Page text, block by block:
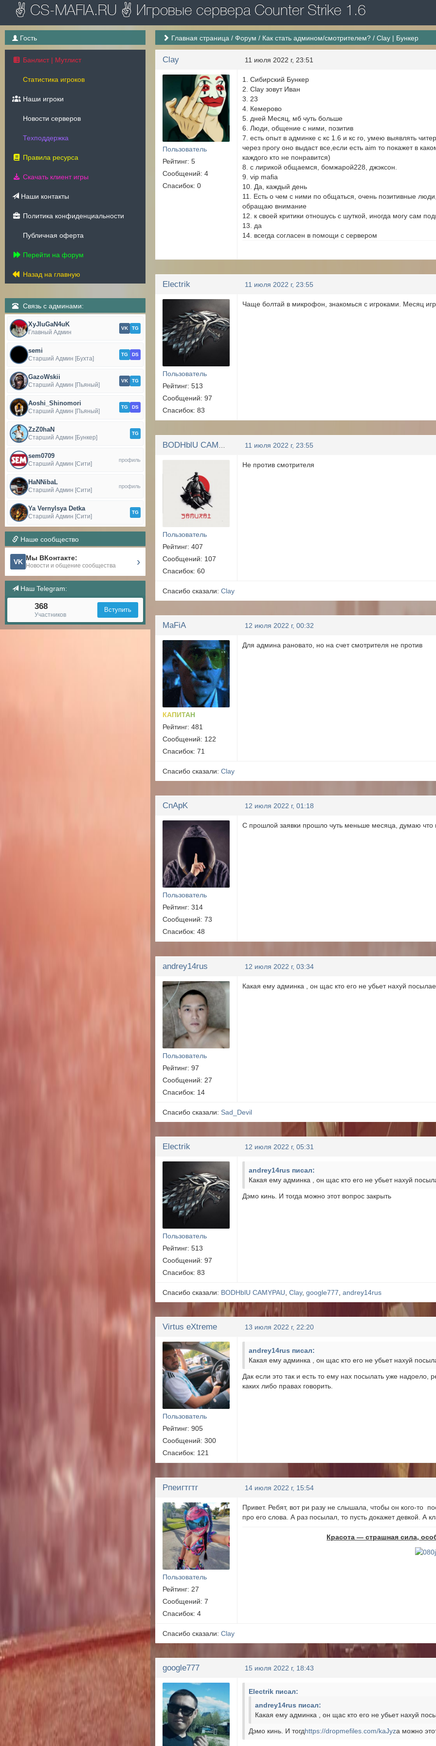
✌ CS-MAFIA.RU ✌ Игровые сервера Counter Strike 1.6
Гость
Банлист | Мутлист
Статистика игроков
Наши игроки
Новости серверов
Техподдержка
Правила ресурса
Скачать клиент игры
Наши контакты
Политика конфиденциальности
Публичная оферта
Перейти на форум
Назад на главную
Связь с админами:
XyJIuGaN4uK
Главный Админ
VK TG
semi
Старший Админ [Бухта]
TG DS
GazoWskii
Старший Админ [Пьяный]
VK TG
Aoshi_Shinomori
Старший Админ [Пьяный]
TG DS
ZzZ0haN
Старший Админ [Бункер]
TG
sem0709
Старший Админ [Сити]
профиль
HaNNibaL
Старший Админ [Сити]
профиль
Ya Vernylsya Detka
Старший Админ [Сити]
TG
Наше сообщество
VK Мы ВКонтакте:
Новости и общение сообщества ›
Наш Telegram:
368
Участников
Вступить
Главная страница /Форум / Как стать админом/смотрителем? /Clay | Бункер
Clay 11 июля 2022 г, 23:51
Пользователь
Рейтинг: 5
Сообщений: 4
Спасибок: 0
1. Сибирский Бункер
2. Clay зовут Иван
3. 23
4. Кемерово
5. дней Месяц, мб чуть больше
6. Люди, общение с ними, позитив
7. есть опыт в админке с кс 1.6 и кс го, умею выявлять
через прогу оно выдаст все,если есть aim то покажет в
каждого кто не понравится)
8. с лирикой общаемся, бомжарой228, джэксон.
9. vip mafia
10. Да, каждый день
11. Есть о чем с ними по общаться, очень позитивные
обращаю внимание
12. к своей критики отношусь с шуткой, иногда могу сам
13. да
14. всегда согласен в помощи с сервером
Electrik 11 июля 2022 г, 23:55
Пользователь
Рейтинг: 513
Сообщений: 97
Спасибок: 83
Чаще болтай в микрофон, знакомься с игроками. Месяц
11 июля 2022 г, 23:55
Пользователь
Рейтинг: 407
Сообщений: 107
Спасибок: 60
Не против смотрителя
Спасибо сказали:Clay
MaFiA 12 июля 2022 г, 00:32
КАПИТАН
Рейтинг: 481
Сообщений: 122
Спасибок: 71
Для админа рановато, но на счет смотрителя не против
Спасибо сказали:Clay
CnApK 12 июля 2022 г, 01:18
Пользователь
Рейтинг: 314
Сообщений: 73
Спасибок: 48
С прошлой заявки прошло чуть меньше месяца, думаю что
andrey14rus 12 июля 2022 г, 03:34
Пользователь
Рейтинг: 97
Сообщений: 27
Спасибок: 14
Какая ему админка , он щас кто его не убьет нахуй
Спасибо сказали: Sad_Devil
Electrik 12 июля 2022 г, 05:31
Пользователь
Рейтинг: 513
Сообщений: 97
Спасибок: 83
andrey14rus писал:
Какая ему админка , он щас кто его не убьет нахуй
Дэмо кинь. И тогда можно этот вопрос закрыть
Спасибо сказали: BODHblU CAMYPAU ,Clay,google777 ,andrey14rus
Virtus eXtreme 13 июля 2022 г, 22:20
Пользователь
Рейтинг: 905
Сообщений: 300
Спасибок: 121
andrey14rus писал:
Какая ему админка , он щас кто его не убьет нахуй
Дак если это так и есть то ему нах посылать уже
каких либо правах говорить.
Рпеигтгтг 14 июля 2022 г, 15:54
Пользователь
Рейтинг: 27
Сообщений: 7
Спасибок: 4
Привет. Ребят, вот ри разу не слышала, чтобы он кого-то
про его слова. А раз посылал, то пусть докажет девкой. А
Красота — страшная сила,
Спасибо сказали:Clay
google777 15 июля 2022 г, 18:43
Electrik писал:
andrey14rus писал:
Какая ему админка , он щас кто его не убьет нахуй
Дэмо кинь. И тогдhttps://dropmefiles.com/kaJyzа можно